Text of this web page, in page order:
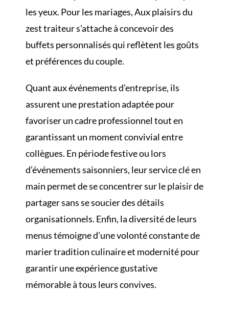
les yeux. Pour les mariages, Aux plaisirs du
zest traiteur s’attache à concevoir des
buffets personnalisés qui reflètent les goûts
et préférences du couple.
Quant aux événements d’entreprise, ils
assurent une prestation adaptée pour
favoriser un cadre professionnel tout en
garantissant un moment convivial entre
collègues. En période festive ou lors
d’événements saisonniers, leur service clé en
main permet de se concentrer sur le plaisir de
partager sans se soucier des détails
organisationnels. Enfin, la diversité de leurs
menus témoigne d’une volonté constante de
marier tradition culinaire et modernité pour
garantir une expérience gustative
mémorable à tous leurs convives.